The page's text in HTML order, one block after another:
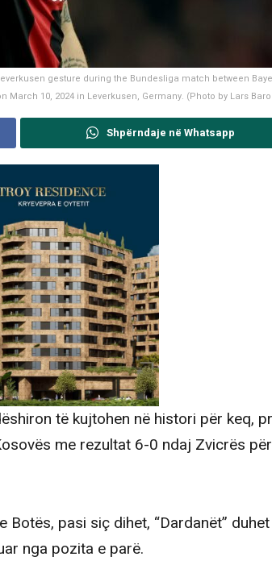
Leverkusen gesture during the Bundesliga match between
March 10, 2024 in Leverkusen, Germany. (Photo by Lars
Shpërndaje në Whatsapp
të kujtohen në histori për keq,
me rezultat 6-0 ndaj Zvicrës për
Botës, pasi siç dihet, “Dardanët”
nga pozita e parë.